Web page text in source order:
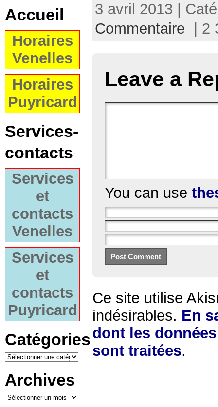
Accueil
Horaires
Venelles
Horaires
Puyricard
Services-
contacts
Services
et
contacts
Venelles
Services
et
contacts
Puyricard
Catégories
Archives
3 avril 2013 |
Commentaire | 2
Leave a
You can use
Ce site utilise
indésirables. En
dont les
sont traitées.